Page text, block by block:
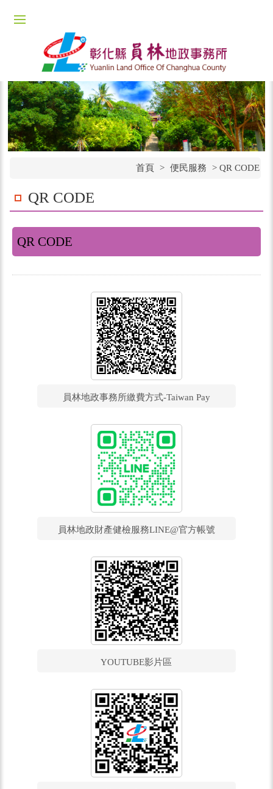
首頁 > 便民服務 >QR CODE
QR CODE
QR CODE
員林地政事務所繳費方式-Taiwan Pay
員林地政財產健檢服務LINE@官方帳號
YOUTUBE影片區